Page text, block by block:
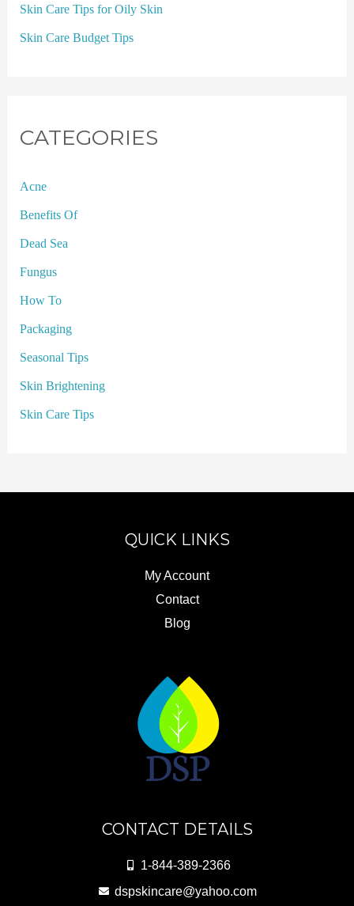
Skin Care Tips for Oily Skin
Skin Care Budget Tips
CATEGORIES
Acne
Benefits Of
Dead Sea
Fungus
How To
Packaging
Seasonal Tips
Skin Brightening
Skin Care Tips
CONTACT DETAILS
1-844-389-2366
dspskincare@yahoo.com
QUICK LINKS
My Account
Contact
Blog